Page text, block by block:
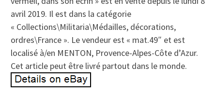
avril 2019. Il est dans la catégorie
« Collections\Militaria\Médailles, décorations,
ordres\France ». Le vendeur est « mat.49″ et est
localisé à/en MENTON, Provence-Alpes-Côte d’Azur.
Cet article peut être livré partout dans le monde.